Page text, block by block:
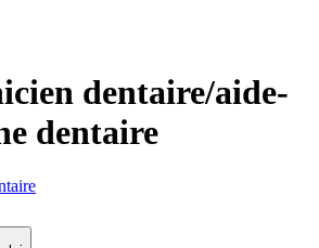
dentaire/aide-
dentaire